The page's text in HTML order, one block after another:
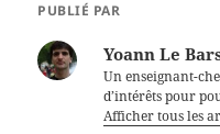
PUBLIÉ PAR
Yoann Le
Un enseignant-
d’intérêts pour
Afficher tous les